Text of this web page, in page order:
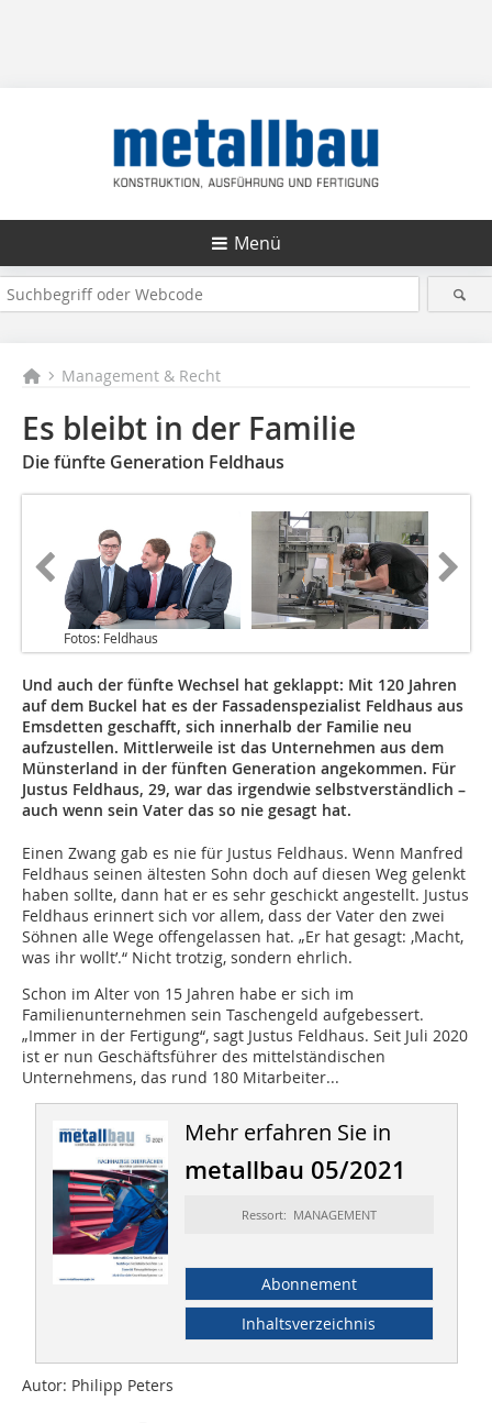
Menü
Management & Recht
Es bleibt in der Familie
Die fünfte Generation Feldhaus
Fotos: Feldhaus
Und auch der fünfte Wechsel hat geklappt: Mit 120 Jahren
auf dem Buckel hat es der Fassadenspezialist Feldhaus aus
Emsdetten geschafft, sich innerhalb der Familie neu
aufzustellen. Mittlerweile ist das Unternehmen aus dem
Münsterland in der fünften Generation angekommen. Für
Justus Feldhaus, 29, war das irgendwie selbstverständlich –
auch wenn sein Vater das so nie gesagt hat.
Einen Zwang gab es nie für Justus Feldhaus. Wenn Manfred
Feldhaus seinen ältesten Sohn doch auf diesen Weg gelenkt
haben sollte, dann hat er es sehr geschickt angestellt. Justus
Feldhaus erinnert sich vor allem, dass der Vater den zwei
Söhnen alle Wege offengelassen hat. „Er hat gesagt: ‚Macht,
was ihr wollt’.“ Nicht trotzig, sondern ehrlich.
Schon im Alter von 15 Jahren habe er sich im
Familienunternehmen sein Taschengeld aufgebessert.
„Immer in der Fertigung“, sagt Justus Feldhaus. Seit Juli 2020
ist er nun Geschäftsführer des mittelständischen
Unternehmens, das rund 180 Mitarbeiter...
Mehr erfahren Sie in
metallbau 05/2021
Ressort: MANAGEMENT
Abonnement
Inhaltsverzeichnis
Autor: Philipp Peters